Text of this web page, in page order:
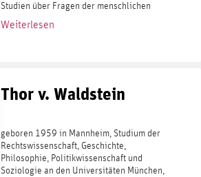
Studien über Fragen der menschlichen
Natur finden ihren vorläufigen Höhepunkt
in der Völkerpsychologie. Was uns
Weiterlesen
Thor v. Waldstein
geboren 1959 in Mannheim, Studium der
Rechtswissenschaft, Geschichte,
Philosophie, Politikwissenschaft und
Soziologie an den Universitäten München,